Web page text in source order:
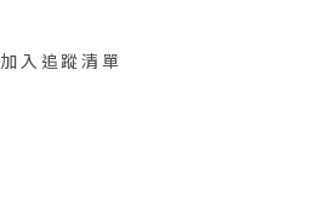
加入追蹤清單